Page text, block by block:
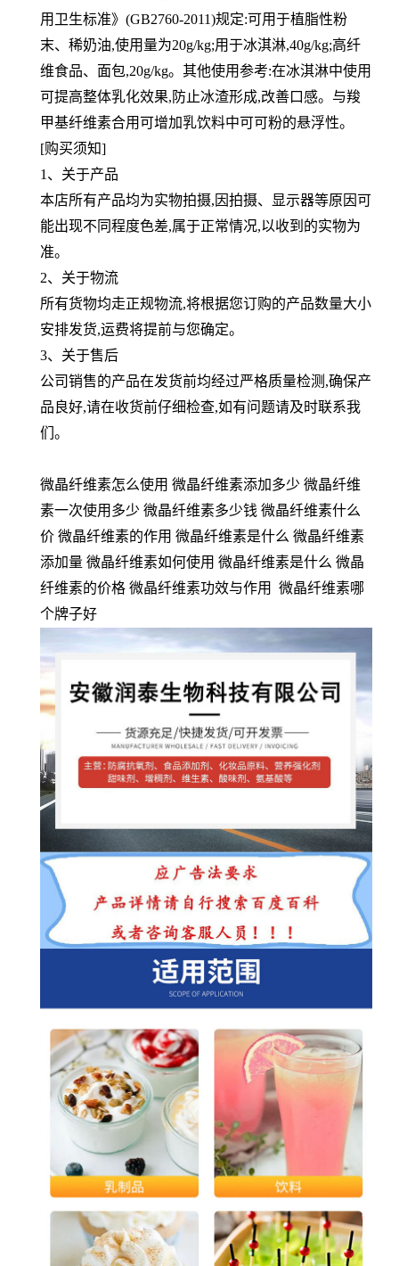
用卫生标准》(GB2760-2011)规定:可用于植脂性粉
末、稀奶油,使用量为20g/kg;用于冰淇淋,40g/kg;高纤
维食品、面包,20g/kg。其他使用参考:在冰淇淋中使用
可提高整体乳化效果,防止冰渣形成,改善口感。与羧
甲基纤维素合用可增加乳饮料中可可粉的悬浮性。
[购买须知]
1、关于产品
本店所有产品均为实物拍摄,因拍摄、显示器等原因可
能出现不同程度色差,属于正常情况,以收到的实物为
准。
2、关于物流
所有货物均走正规物流,将根据您订购的产品数量大小
安排发货,运费将提前与您确定。
3、关于售后
公司销售的产品在发货前均经过严格质量检测,确保产
品良好,请在收货前仔细检查,如有问题请及时联系我
们。
微晶纤维素怎么使用 微晶纤维素添加多少 微晶纤维
素一次使用多少 微晶纤维素多少钱 微晶纤维素什么
价 微晶纤维素的作用 微晶纤维素是什么 微晶纤维素
添加量 微晶纤维素如何使用 微晶纤维素是什么 微晶
纤维素的价格 微晶纤维素功效与作用 微晶纤维素哪
个牌子好